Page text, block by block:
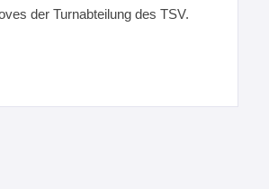
der Turnabteilung des TSV.